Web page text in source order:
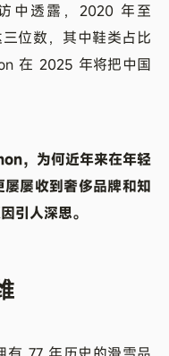
中透露，2020 年至
位数，其中鞋类占比
在 2025 年将把中国
，为何近年来在年轻
屡收到奢侈品牌和知
引人深思。